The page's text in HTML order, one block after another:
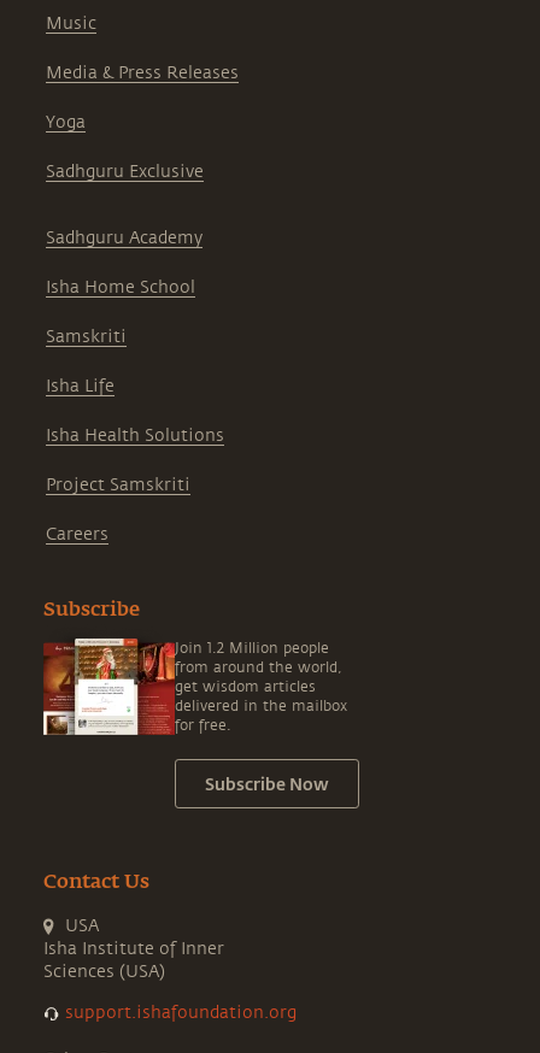
Music
Media & Press Releases
Yoga
Sadhguru Exclusive
Sadhguru Academy
Isha Home School
Samskriti
Isha Life
Isha Health Solutions
Project Samskriti
Careers
Subscribe
Join 1.2 Million people
from around the world,
get wisdom articles
delivered in the mailbox
for free.
Subscribe Now
Contact Us
USA
Isha Institute of Inner
Sciences (USA)
support.ishafoundation.org